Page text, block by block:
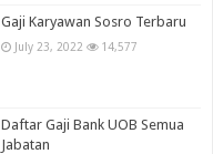
Gaji Karyawan Sosro Terbaru
July 23, 2022 14,577
Daftar Gaji Bank UOB Semua
Jabatan